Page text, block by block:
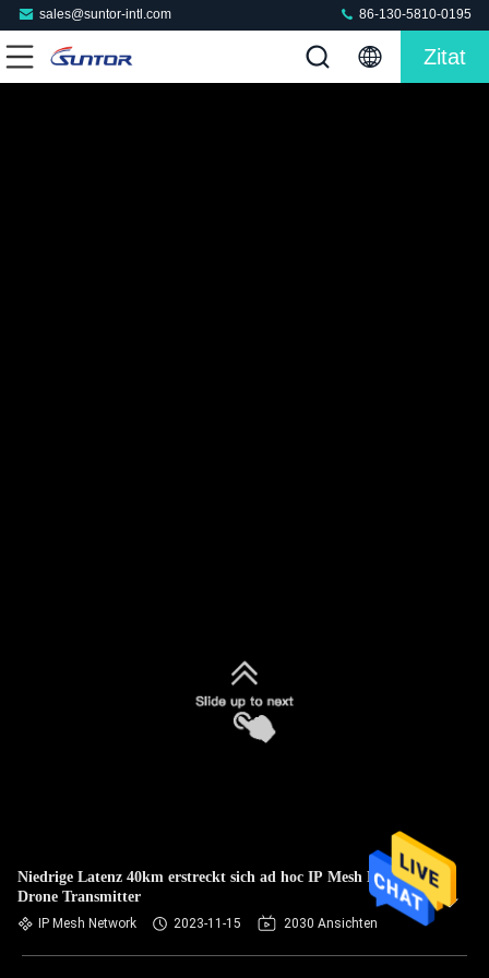
sales@suntor-intl.com 86-130-5810-0195
Zitat
Niedrige Latenz 40km erstreckt sich ad hoc IP Mesh Network
Drone Transmitter
IP Mesh Network 2023-11-15 2030 Ansichten